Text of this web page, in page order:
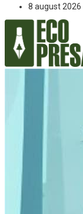
8 august 2026